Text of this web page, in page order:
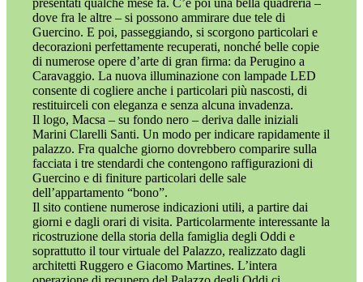
presentati qualche mese fa. C’è poi una bella quadreria –
dove fra le altre – si possono ammirare due tele di
Guercino. E poi, passeggiando, si scorgono particolari e
decorazioni perfettamente recuperati, nonché belle copie
di numerose opere d’arte di gran firma: da Perugino a
Caravaggio. La nuova illuminazione con lampade LED
consente di cogliere anche i particolari più nascosti, di
restituirceli con eleganza e senza alcuna invadenza.
Il logo, Macsa – su fondo nero – deriva dalle iniziali
Marini Clarelli Santi. Un modo per indicare rapidamente il
palazzo. Fra qualche giorno dovrebbero comparire sulla
facciata i tre stendardi che contengono raffigurazioni di
Guercino e di finiture particolari delle sale
dell’appartamento “bono”.
Il sito contiene numerose indicazioni utili, a partire dai
giorni e dagli orari di visita. Particolarmente interessante la
ricostruzione della storia della famiglia degli Oddi e
soprattutto il tour virtuale del Palazzo, realizzato dagli
architetti Ruggero e Giacomo Martines. L’intera